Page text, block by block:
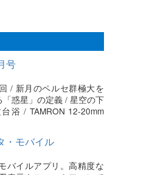
号
/ 新月のペルセ群極大を
「惑星」の定義 / 星空の下
浴 / TAMRON 12-20mm
・モバイル
バイルアプリ。高精度な